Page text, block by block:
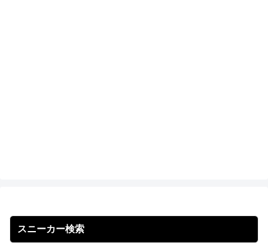
スニーカー検索